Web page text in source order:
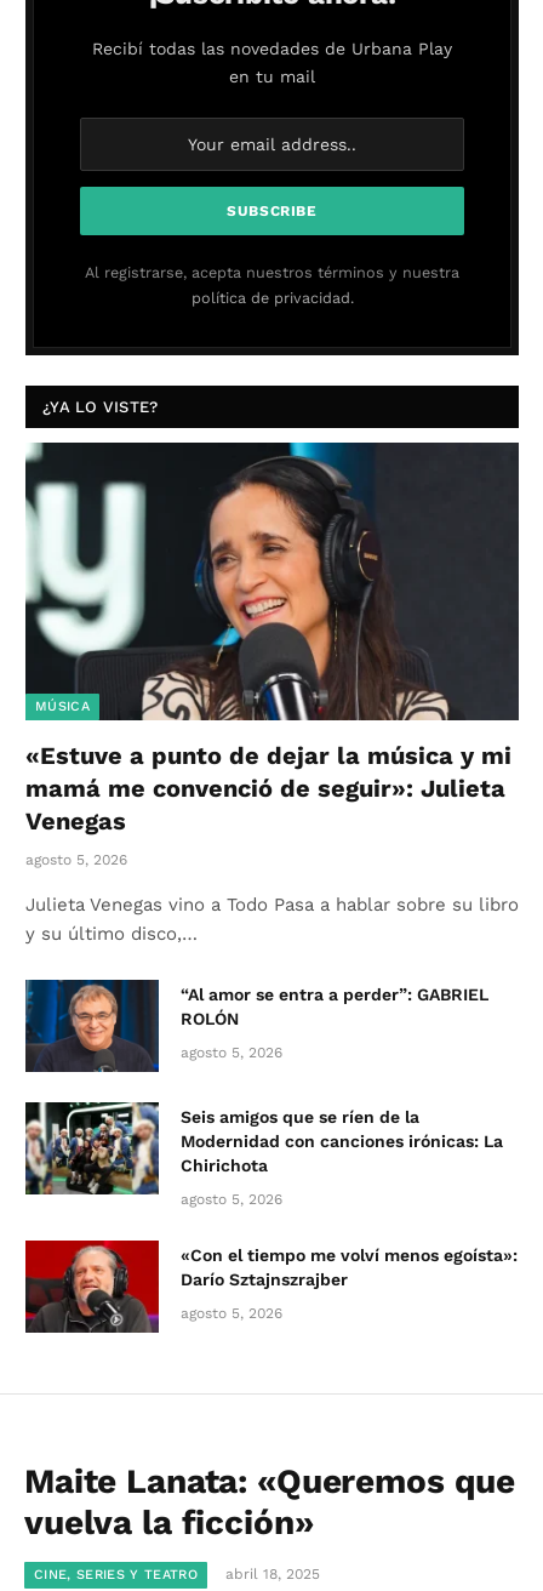
Recibí todas las novedades de Urbana Play
en tu mail
Al registrarse, acepta nuestros términos y nuestra
política de privacidad.
¿YA LO VISTE?
MÚSICA
«Estuve a punto de dejar la música y mi
mamá me convenció de seguir»: Julieta
Venegas
agosto 5, 2026
Julieta Venegas vino a Todo Pasa a hablar sobre su libro
y su último disco,…
“Al amor se entra a perder”: GABRIEL
ROLÓN
agosto 5, 2026
Seis amigos que se ríen de la
Modernidad con canciones irónicas: La
Chirichota
agosto 5, 2026
«Con el tiempo me volví menos egoísta»:
Darío Sztajnszrajber
agosto 5, 2026
Maite Lanata: «Queremos que
vuelva la ficción»
CINE, SERIES Y TEATRO abril 18, 2025